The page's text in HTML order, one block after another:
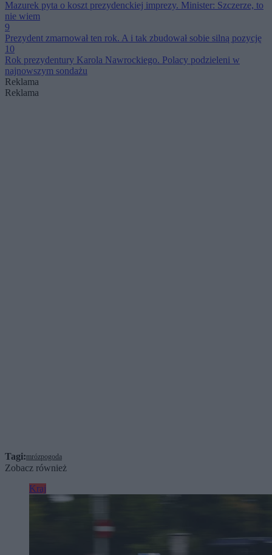
Mazurek pyta o koszt prezydenckiej imprezy. Minister: Szczerze, to
nie wiem
9
Prezydent zmarnował ten rok. A i tak zbudował sobie silną pozycję
10
Rok prezydentury Karola Nawrockiego. Polacy podzieleni w
najnowszym sondażu
Reklama
Reklama
Tagi:mrózpogoda
Zobacz również
Kraj